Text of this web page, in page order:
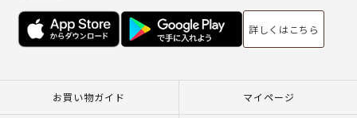
詳しくはこちら
お買い物ガイド マイページ